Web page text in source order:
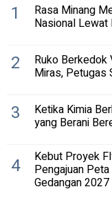
1 Rasa Minang
Nasional Lewat
2 Ruko Berkedok
Miras, Petugas
3 Ketika Kimia
yang Berani
4 Kebut Proyek
Pengajuan
Gedangan 2027